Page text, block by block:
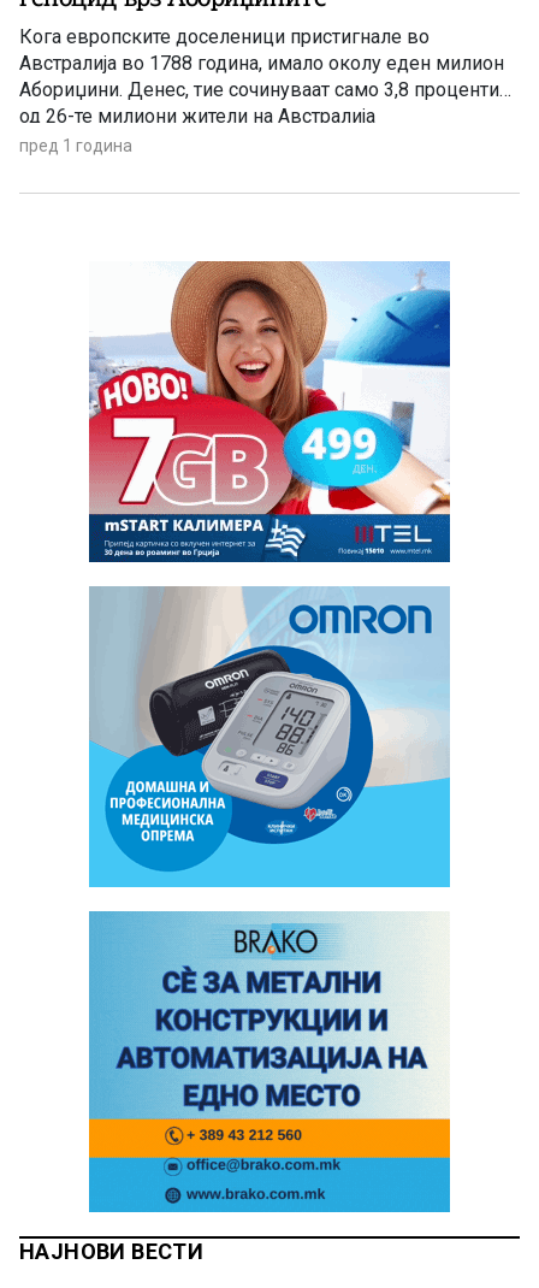
Кога европските доселеници пристигнале во
Австралија во 1788 година, имало околу еден милион
Абориџини. Денес, тие сочинуваат само 3,8 проценти
од 26-те милиони жители на Австралија
пред 1 година
НАЈНОВИ ВЕСТИ